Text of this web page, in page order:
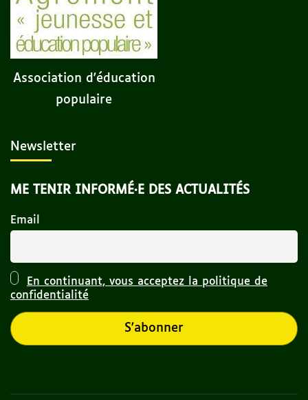
Association d'éducation
populaire
Newsletter
ME TENIR INFORMÉ·E DES ACTUALITÉS
Email
En continuant, vous acceptez la politique de
confidentialité